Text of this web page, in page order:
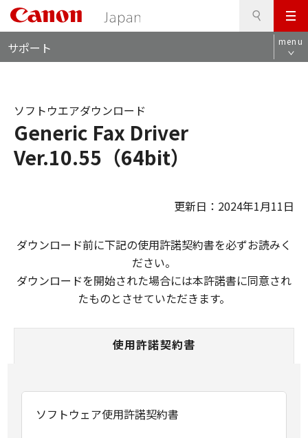
メ
ニ
ュ
サポート menu
Generic Fax Driver
Ver.10.55（64bit）
ソフトウエアダウンロード
更新日：2024年1月11日
ダウンロード前に下記の使用許諾契約書を必ずお読みく
ださい。
ダウンロードを開始された場合には本許諾書に同意され
たものとさせていただきます。
使用許諾契約書
ソフトウェア使用許諾契約書